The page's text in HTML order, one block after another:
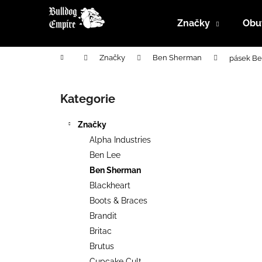
Značky
Domů Značky Ben Sherman pásek
Přeskočit
kategorie
Kategorie
Značky
Alpha Industries
Ben Lee
Ben Sherman
Blackheart
Boots & Braces
Brandit
Britac
Brutus
í
Zpět
do
Zpět
do